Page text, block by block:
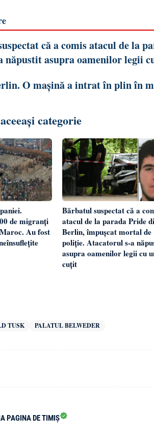
că a comis atacul de la
năpustit asupra oamenilor legii
O mașină a intrat în plin în
categorie
de migranți
Au fost
Bărbatul suspectat că a
atacul de la parada Pride
Berlin, împușcat mortal de
poliție. Atacatorul s-a
asupra oamenilor legii cu
cuțit
TUSK PALATUL BELWEDER
PAGINA DE TIMIȘ